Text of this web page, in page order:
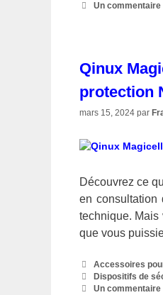
Un commentaire
Qinux
protection
mars 15, 2024 par
Découvrez ce
en consultation
technique. Mais
que vous
Catégories
Accessoires
Étiquettes
Dispositifs de
Un commentaire